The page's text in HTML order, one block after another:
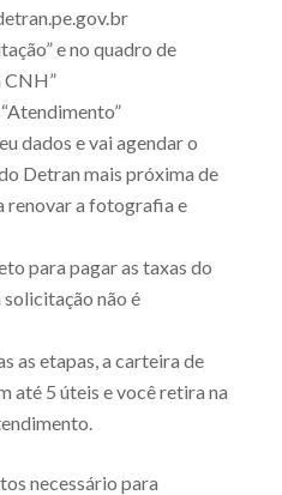
e no quadro de
CNH”
dados e vai agendar o
Detran mais próxima de
renovar a fotografia e
para pagar as taxas do
solicitação não é
as etapas, a carteira de
até 5 úteis e você retira na
necessário para